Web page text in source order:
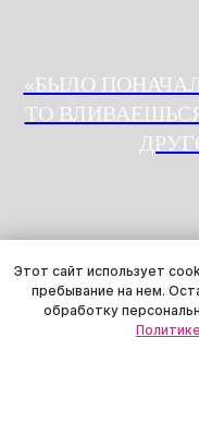
«БЫЛО
ТО
Этот сайт использует
пребывание на нем.
обработку